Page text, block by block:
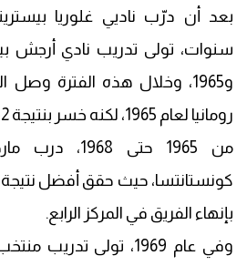
بعد أن درّب ناديي غلوريا
و1965، وخلال هذه الفترة
رومانيا لعام 1965، لكنه خسر بنتيجة 2–1 أمام شتينتسا كلوج.
من 1965 حتى
بإنهاء الفريق في المركز الرابع.
وفي عام 1969، تولى